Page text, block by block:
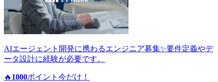
AIエージェント開発に携わるエンジニア募集✨要件定義やデ
ータ設計に経験が必要です。
🔥 1000ポイント 今だけ！